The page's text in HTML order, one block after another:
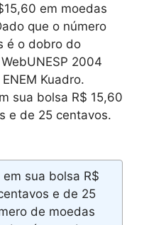
em moedas
que o número
é o dobro do
2004
Kuadro.
sua bolsa R$ 15,60
e de 25 centavos.
sua bolsa R$
e de 25
de moedas